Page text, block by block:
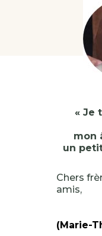
« Je
mon
un
Chers
amis,
(Marie-